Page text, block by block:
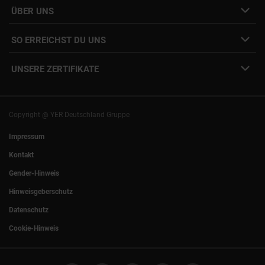
Interne Jobs
Freelance Vermittlung
ÜBER UNS
Unsere Standorte
Presse
SO ERREICHST DU UNS
+49 (0)89 540210-0
Rostock| Berlin
UNSERE ZERTIFIKATE
Copyright @ YER Deutschland Gruppe
Impressum
Kontakt
Gender-Hinweis
Hinweisgeberschutz
Datenschutz
Cookie-Hinweis